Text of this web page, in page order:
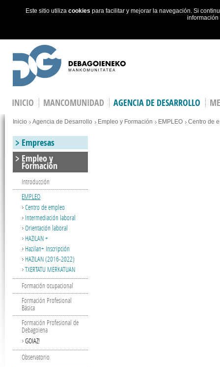
Este sitio utiliza cookies para facilitar y mejorar la navegación. Si
INICIO MANCOMUNIDAD AGENCIA DE DESARROLLO
You are here
Inicio Agencia de Desarrollo Empleo y Formación EMPLEO Centro de
Empresas
Empleo y
Formación
Introducción
EMPLEO
Centro de empleo
Intermediación laboral
Orientación laboral
HAZILAN +
Hazilan+ Inscripción
HAZILAN (2016-2022)
TXERTATU MERKATUAN
Formación ocupacional
Formación Profesional
Básica
Formación Profesional de
Debagoiena
GOIAZ!
Observatorio